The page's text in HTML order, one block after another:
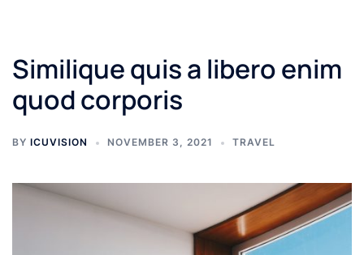
Similique quis a libero enim
quod corporis
BY ICUVISION NOVEMBER 3, 2021 TRAVEL